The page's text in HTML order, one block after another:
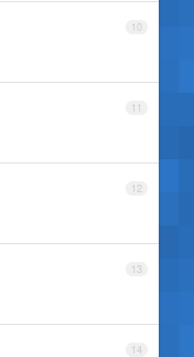
10
11
12
13
14